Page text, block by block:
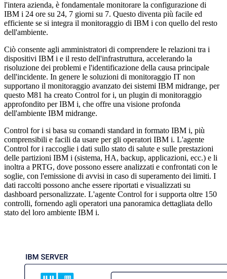
l'intera azienda, è fondamentale monitorare la configurazione di
IBM i 24 ore su 24, 7 giorni su 7. Questo diventa più facile ed
efficiente se si integra il monitoraggio di IBM i con quello del resto
dell'ambiente.
Ciò consente agli amministratori di comprendere le relazioni tra i
dispositivi IBM i e il resto dell'infrastruttura, accelerando la
risoluzione dei problemi e l'identificazione della causa principale
dell'incidente. In genere le soluzioni di monitoraggio IT non
supportano il monitoraggio avanzato dei sistemi IBM midrange, per
questo M81 ha creato Control for i, un plugin di monitoraggio
approfondito per IBM i, che offre una visione profonda
dell'ambiente IBM midrange.
Control for i si basa su comandi standard in formato IBM i, più
comprensibili e facili da usare per gli operatori IBM i. L'agente
Control for i raccoglie i dati sullo stato di salute e sulle prestazioni
delle partizioni IBM i (sistema, HA, backup, applicazioni, ecc.) e li
inoltra a PRTG, dove possono essere analizzati e confrontati con le
soglie, con l'emissione di avvisi in caso di superamento dei limiti. I
dati raccolti possono anche essere riportati e visualizzati su
dashboard personalizzate. L'agente Control for i supporta oltre 150
controlli, fornendo agli operatori una panoramica dettagliata dello
stato del loro ambiente IBM i.